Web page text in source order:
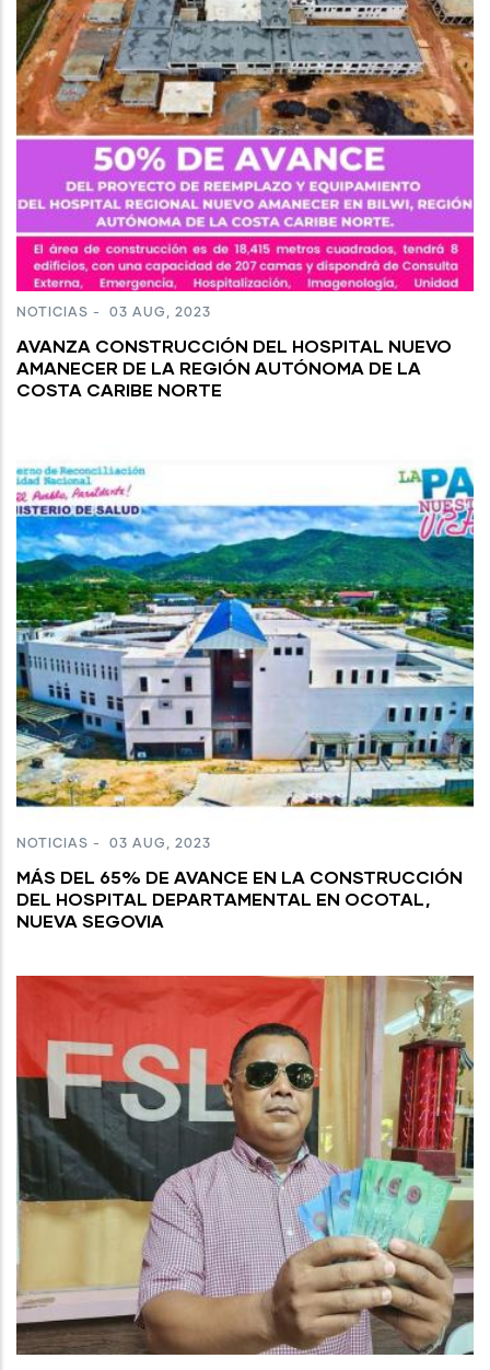
NOTICIAS - 03 AUG, 2023
AVANZA CONSTRUCCIÓN DEL HOSPITAL NUEVO
AMANECER DE LA REGIÓN AUTÓNOMA DE LA
COSTA CARIBE NORTE
NOTICIAS - 03 AUG, 2023
MÁS DEL 65% DE AVANCE EN LA CONSTRUCCIÓN
DEL HOSPITAL DEPARTAMENTAL EN OCOTAL,
NUEVA SEGOVIA